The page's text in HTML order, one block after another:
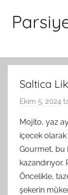
Saltica
Ekim 5, 2024
Mojito, yaz
içecek olarak
Gourmet, bu
Öncelikle,
şekerin